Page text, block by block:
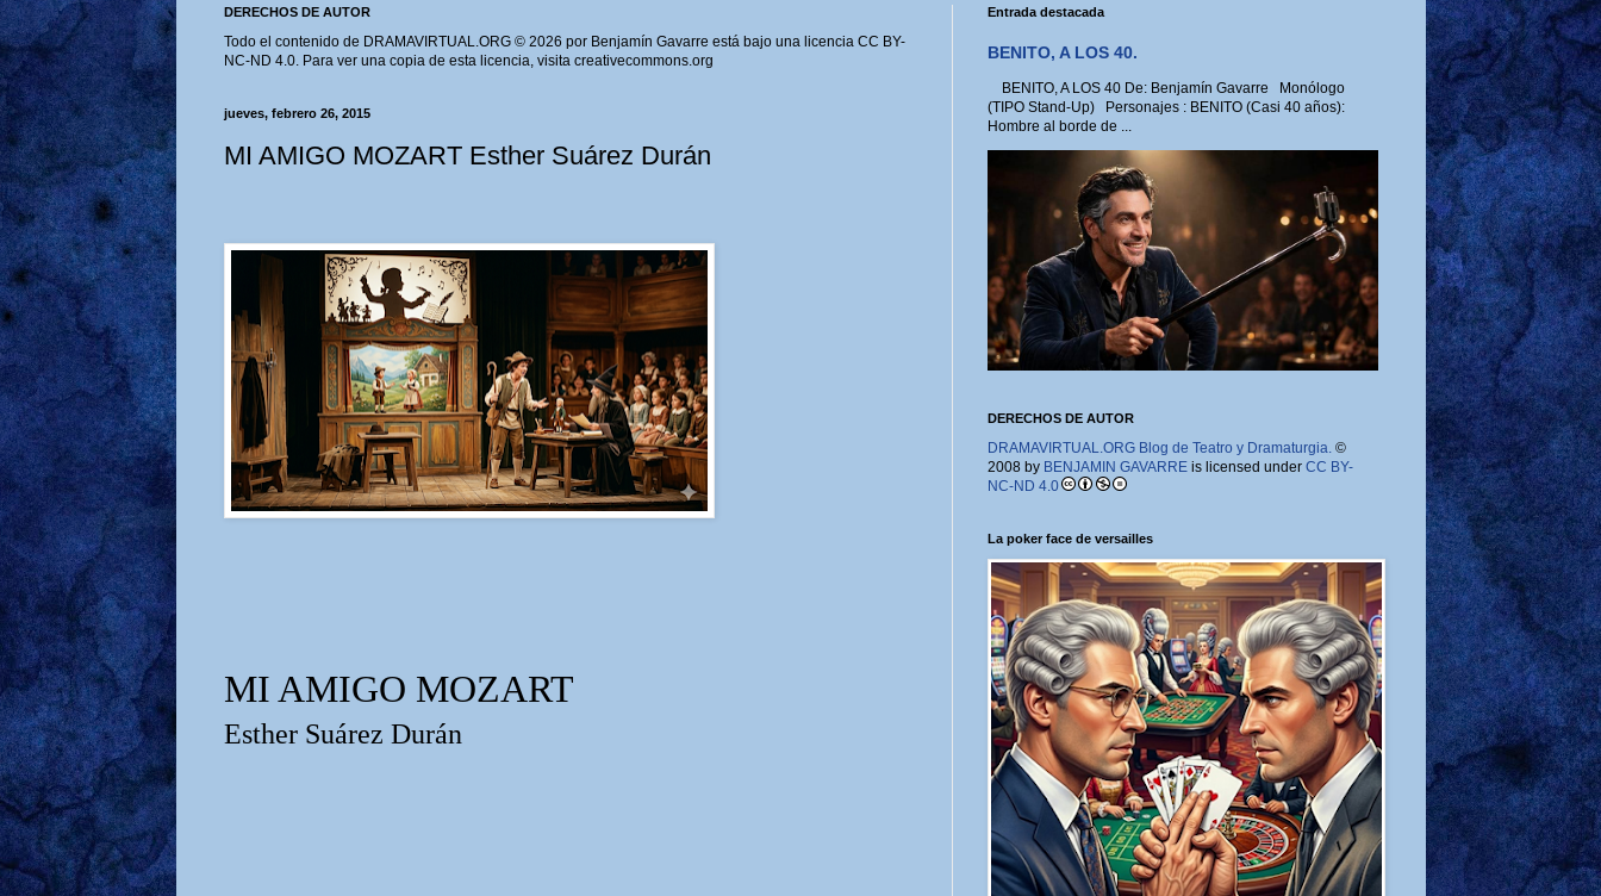
DERECHOS DE AUTOR
Todo el contenido de DRAMAVIRTUAL.ORG © 2026 por Benjamín Gavarre está bajo una licencia CC BY-
NC-ND 4.0. Para ver una copia de esta licencia, visita creativecommons.org
jueves, febrero 26, 2015
MI AMIGO MOZART Esther Suárez Durán
MI AMIGO MOZART
Esther Suárez Durán
Entrada destacada
BENITO, A LOS 40.
BENITO, A LOS 40 De: Benjamín Gavarre Monólogo
(TIPO Stand-Up) Personajes : BENITO (Casi 40 años):
Hombre al borde de ...
DERECHOS DE AUTOR
DRAMAVIRTUAL.ORG Blog de Teatro y Dramaturgia. ©
2008 by BENJAMIN GAVARREis licensed under CC BY-
NC-ND 4.0
La poker face de versailles